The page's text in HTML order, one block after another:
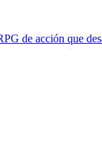
de acción que